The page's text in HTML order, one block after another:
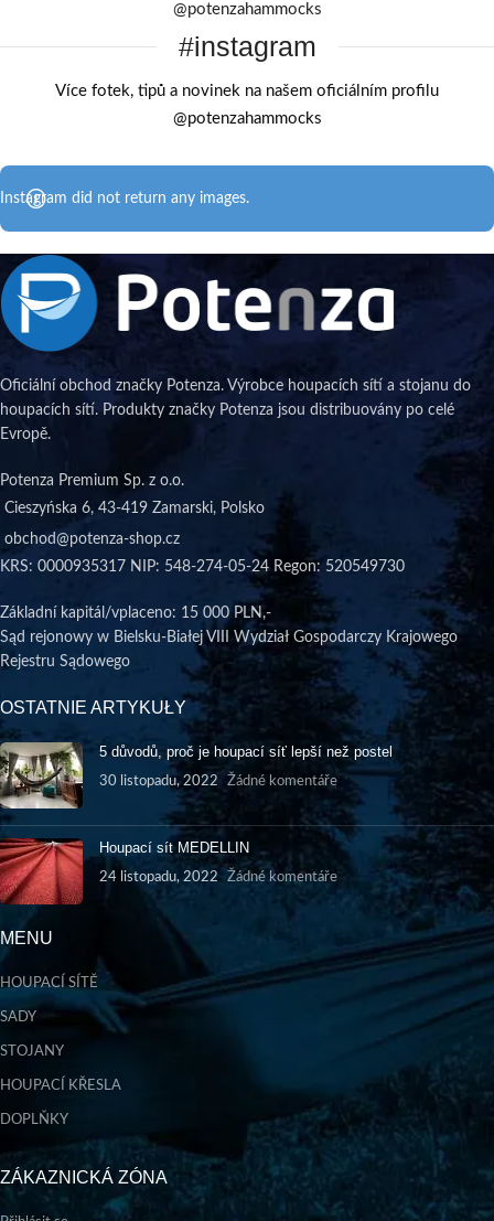
@potenzahammocks
#instagram
Více fotek, tipů a novinek na našem oficiálním profilu
@potenzahammocks
Instagram did not return any images.
Oficiální obchod značky Potenza. Výrobce houpacích sítí a stojanu do
houpacích sítí. Produkty značky Potenza jsou distribuovány po celé
Evropě.
Potenza Premium Sp. z o.o.
Cieszyńska 6, 43-419 Zamarski, Polsko
obchod@potenza-shop.cz
KRS: 0000935317 NIP: 548-274-05-24 Regon: 520549730
Základní kapitál/vplaceno: 15 000 PLN,-
Sąd rejonowy w Bielsku-Białej VIII Wydział Gospodarczy Krajowego
Rejestru Sądowego
OSTATNIE ARTYKUŁY
5 důvodů, proč je houpací síť lepší než postel
30 listopadu, 2022 Žádné komentáře
Houpací sít MEDELLIN
24 listopadu, 2022 Žádné komentáře
MENU
HOUPACÍ SÍTĚ
SADY
STOJANY
HOUPACÍ KŘESLA
DOPLŇKY
ZÁKAZNICKÁ ZÓNA